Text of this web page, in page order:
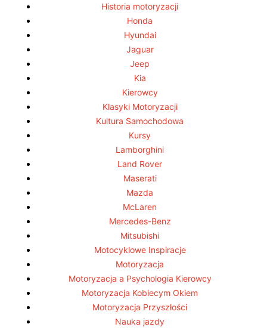
Historia motoryzacji
Honda
Hyundai
Jaguar
Jeep
Kia
Kierowcy
Klasyki Motoryzacji
Kultura Samochodowa
Kursy
Lamborghini
Land Rover
Maserati
Mazda
McLaren
Mercedes-Benz
Mitsubishi
Motocyklowe Inspiracje
Motoryzacja
Motoryzacja a Psychologia Kierowcy
Motoryzacja Kobiecym Okiem
Motoryzacja Przyszłości
Nauka jazdy